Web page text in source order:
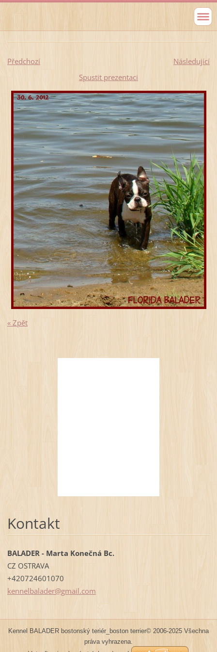
Předchozí
Následující
Spustit prezentaci
« Zpět
Kontakt
BALADER - Marta Konečná Bc.
CZ OSTRAVA
+420724601070
kennelbalader@gmail.com
Kennel BALADER bostonský teriér_boston terrier© 2006-2025 Všechna
práva vyhrazena.